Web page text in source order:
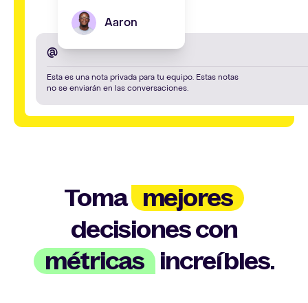
Aaron
@
Esta es una nota privada para tu equipo. Estas notas
no se enviarán en las conversaciones.
Toma mejores
decisiones con
métricas
increíbles.